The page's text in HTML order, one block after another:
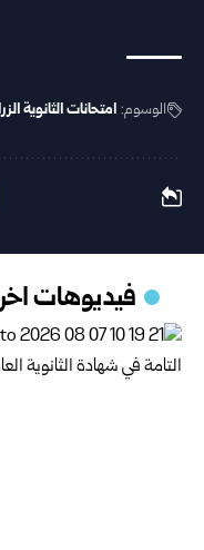
الوسوم: امتحانات الثانوية
فيديوهات